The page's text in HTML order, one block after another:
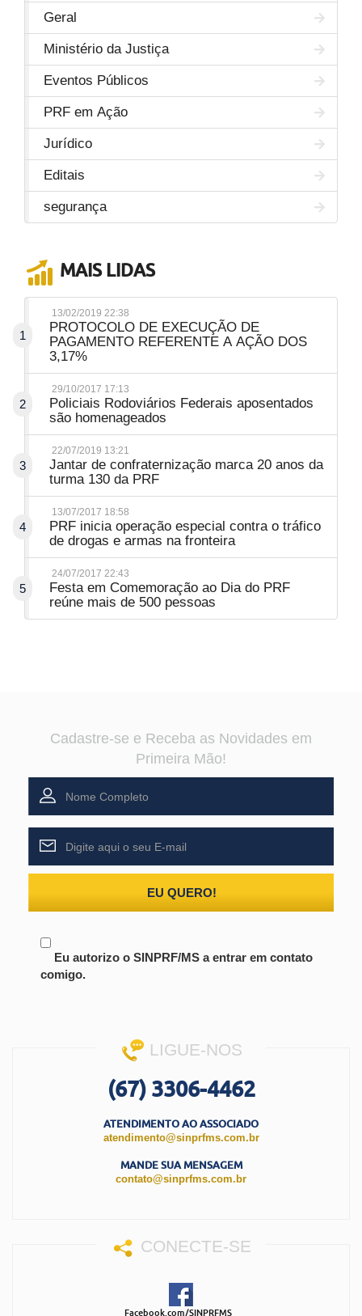
Geral
Ministério da Justiça
Eventos Públicos
PRF em Ação
Jurídico
Editais
segurança
MAIS LIDAS
1
13/02/2019 22:38
PROTOCOLO DE EXECUÇÃO DE
PAGAMENTO REFERENTE A AÇÃO DOS
3,17%
2
29/10/2017 17:13
Policiais Rodoviários Federais aposentados
são homenageados
3
22/07/2019 13:21
Jantar de confraternização marca 20 anos da
turma 130 da PRF
4
13/07/2017 18:58
PRF inicia operação especial contra o tráfico
de drogas e armas na fronteira
5
24/07/2017 22:43
Festa em Comemoração ao Dia do PRF
reúne mais de 500 pessoas
Cadastre-se e Receba as Novidades em
Primeira Mão!
EU QUERO!
Eu autorizo o SINPRF/MS a entrar em contato
comigo.
LIGUE-NOS
(67) 3306-4462
ATENDIMENTO AO ASSOCIADO
atendimento@sinprfms.com.br
MANDE SUA MENSAGEM
contato@sinprfms.com.br
CONECTE-SE
Facebook.com/SINPRFMS